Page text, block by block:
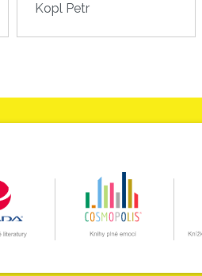
Kopl Petr
Detail knihy